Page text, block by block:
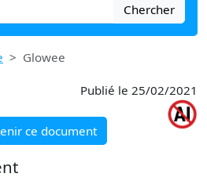
Chercher
Glowee
Publié le 25/02/2021
ce document